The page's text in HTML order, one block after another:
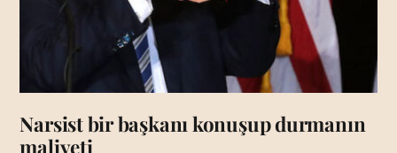
Narsist bir başkanı konuşup durmanın
maliyeti